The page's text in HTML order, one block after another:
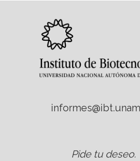
Pide tu deseo.